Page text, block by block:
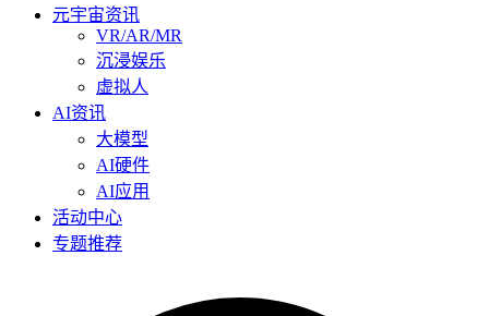
元宇宙资讯
VR/AR/MR
沉浸娱乐
虚拟人
AI资讯
大模型
AI硬件
AI应用
活动中心
专题推荐